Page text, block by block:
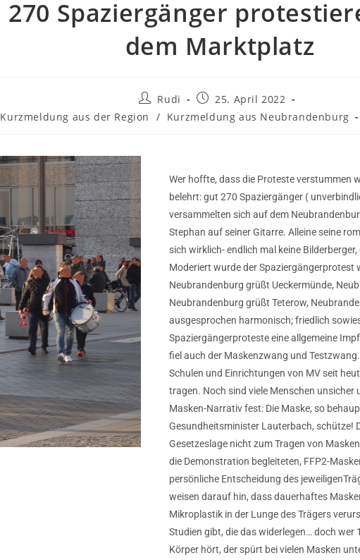
270 Spaziergänger
dem Marktplatz
Rudi
25. April 2022
Kurzmeldung aus der Region
/ Kurzmeldung aus Neubrandenburg
Wer hoffte, dass die Proteste verstummen
belehrt: gut 270 Spaziergänger (
versammelten sich auf dem
Stephan auf seiner Gitarre. Alleine seine
sich wirklich- endlich mal keine
Moderiert wurde der Spaziergängerprotest
Neubrandenburg grüßt Ueckermünde,
Neubrandenburg grüßt Teterow,
ausgesprochen harmonisch; friedlich
Spaziergängerproteste eine allgemeine
fiel auch der Maskenzwang und
Schulen und Einrichtungen von MV seit
tragen. Noch sind viele Menschen
Masken-Narrativ fest: Die Maske, so
Gesundheitsminister Lauterbach, schütze!
Gesetzeslage nicht zum Tragen von
die Demonstration begleiteten, FFP2-
persönliche Entscheidung des
weisen darauf hin, dass dauerhaftes
Mikroplastik in der Lunge des Trägers
Studien gibt, die das widerlegen… doch
Körper hört, der spürt bei vielen Masken